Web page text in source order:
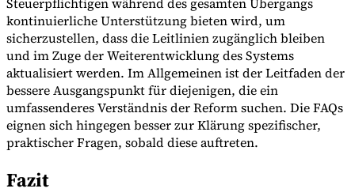
kontinuierliche Unterstützung bieten wird, um
sicherzustellen, dass die Leitlinien zugänglich bleiben
und im Zuge der Weiterentwicklung des Systems
aktualisiert werden. Im Allgemeinen ist der Leitfaden der
bessere Ausgangspunkt für diejenigen, die ein
umfassenderes Verständnis der Reform suchen. Die FAQs
eignen sich hingegen besser zur Klärung spezifischer,
praktischer Fragen, sobald diese auftreten.
Fazit